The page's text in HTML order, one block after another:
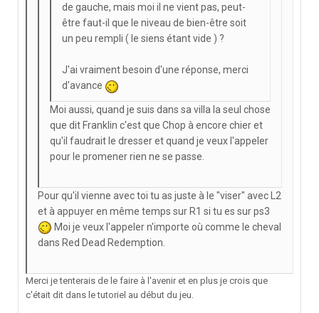
de gauche, mais moi il ne vient pas, peut-
être faut-il que le niveau de bien-être soit
un peu rempli ( le siens étant vide ) ?
J'ai vraiment besoin d'une réponse, merci
d'avance
Moi aussi, quand je suis dans sa villa la seul chose
que dit Franklin c'est que Chop à encore chier et
qu'il faudrait le dresser et quand je veux l'appeler
pour le promener rien ne se passe.
Pour qu'il vienne avec toi tu as juste à le "viser" avec L2
et à appuyer en même temps sur R1 si tu es sur ps3
Moi je veux l'appeler n'importe où comme le cheval
dans Red Dead Redemption.
Merci je tenterais de le faire à l'avenir et en plus je crois que
c'était dit dans le tutoriel au début du jeu.